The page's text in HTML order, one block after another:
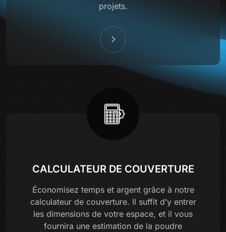
projets.
CALCULATEUR DE COUVERTURE
Économisez temps et argent grâce à notre
calculateur de couverture. Il suffit d’y entrer
les dimensions de votre espace, et il vous
fournira une estimation de la poudre